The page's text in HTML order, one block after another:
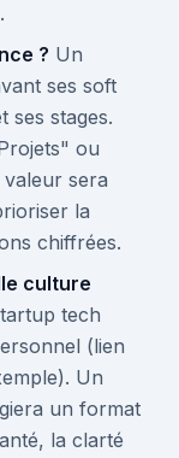
? Un
ses soft
ses stages.
ou
sera
la
chiffrées.
culture
tech
(lien
Un
un format
la clarté